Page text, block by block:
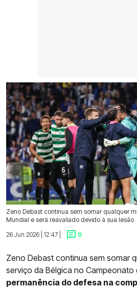
Zeno Debast continua sem somar qualquer
Mundial e será reavaliado devido à sua lesão
26 Jun 2026 | 12:47 |
0
Zeno Debast continua sem somar
serviço da Bélgica no
permanência do defesa na